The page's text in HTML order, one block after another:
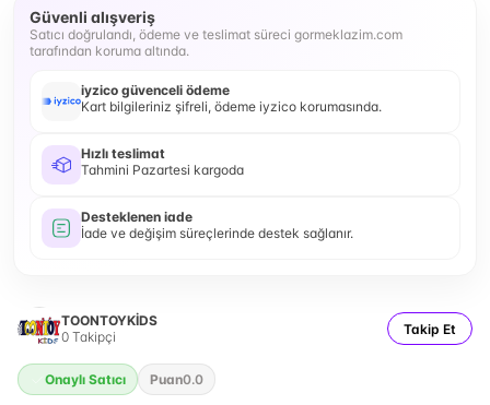
Güvenli alışveriş
Satıcı doğrulandı, ödeme ve teslimat süreci gormeklazim.com
tarafından koruma altında.
iyzico güvenceli ödeme
Kart bilgileriniz şifreli, ödeme iyzico korumasında.
Hızlı teslimat
Tahmini Pazartesi kargoda
Desteklenen iade
İade ve değişim süreçlerinde destek sağlanır.
TOONTOYKİDS
0 Takipçi Takip Et
Onaylı Satıcı Puan0.0